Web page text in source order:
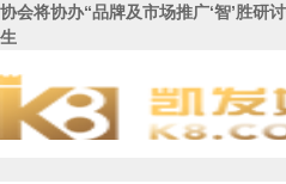
协会将协办“品牌及市场推广‘智’胜研
生